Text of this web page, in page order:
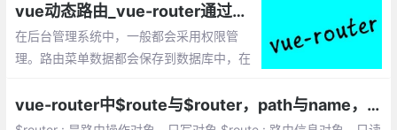
vue动态路由_vue-router通过接口请求动态生成路由的实现
在后台管理系统中，一般都会采用权限管
理。路由菜单数据都会保存到数据库中，在
outes(routes)方法，即可用它来实现动态路
由了
vue-router中$route与$router，path与name，params与query的区别梳理